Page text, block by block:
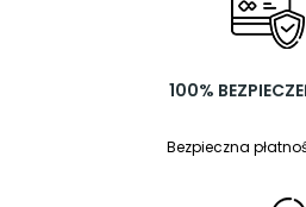
100%
Bezpieczna